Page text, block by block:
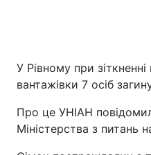
У Рівному при
вантажівки 7 осіб
Про це УНІАН
Міністерства з питань